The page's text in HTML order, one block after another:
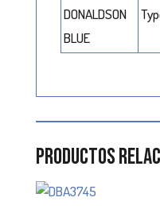
DONALDSON
BLUE
Productos